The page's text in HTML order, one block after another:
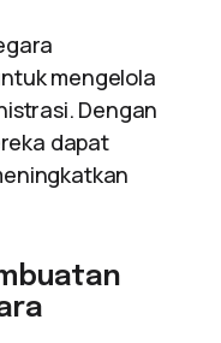
mengelola
Dengan
dapat